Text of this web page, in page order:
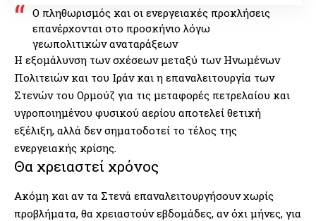
Ο πληθωρισμός και οι ενεργειακές προκλήσεις
επανέρχονται στο προσκήνιο λόγω
γεωπολιτικών αναταράξεων
Η εξομάλυνση των σχέσεων μεταξύ των Ηνωμένων
Πολιτειών και του Ιράν και η επαναλειτουργία των
Στενών του Ορμούζ για τις μεταφορές πετρελαίου και
υγροποιημένου φυσικού αερίου αποτελεί θετική
εξέλιξη, αλλά δεν σηματοδοτεί το τέλος της
ενεργειακής κρίσης.
Θα χρειαστεί χρόνος
Ακόμη και αν τα Στενά επαναλειτουργήσουν χωρίς
προβλήματα, θα χρειαστούν εβδομάδες, αν όχι μήνες, για